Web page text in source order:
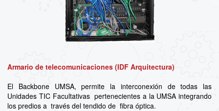
Armario de telecomunicaciones (IDF Arquitectura)
El Backbone UMSA, permite la interconexión de todas las
Unidades TIC Facultativas pertenecientes a la UMSA integrando
los predios a través del tendido de fibra óptica.